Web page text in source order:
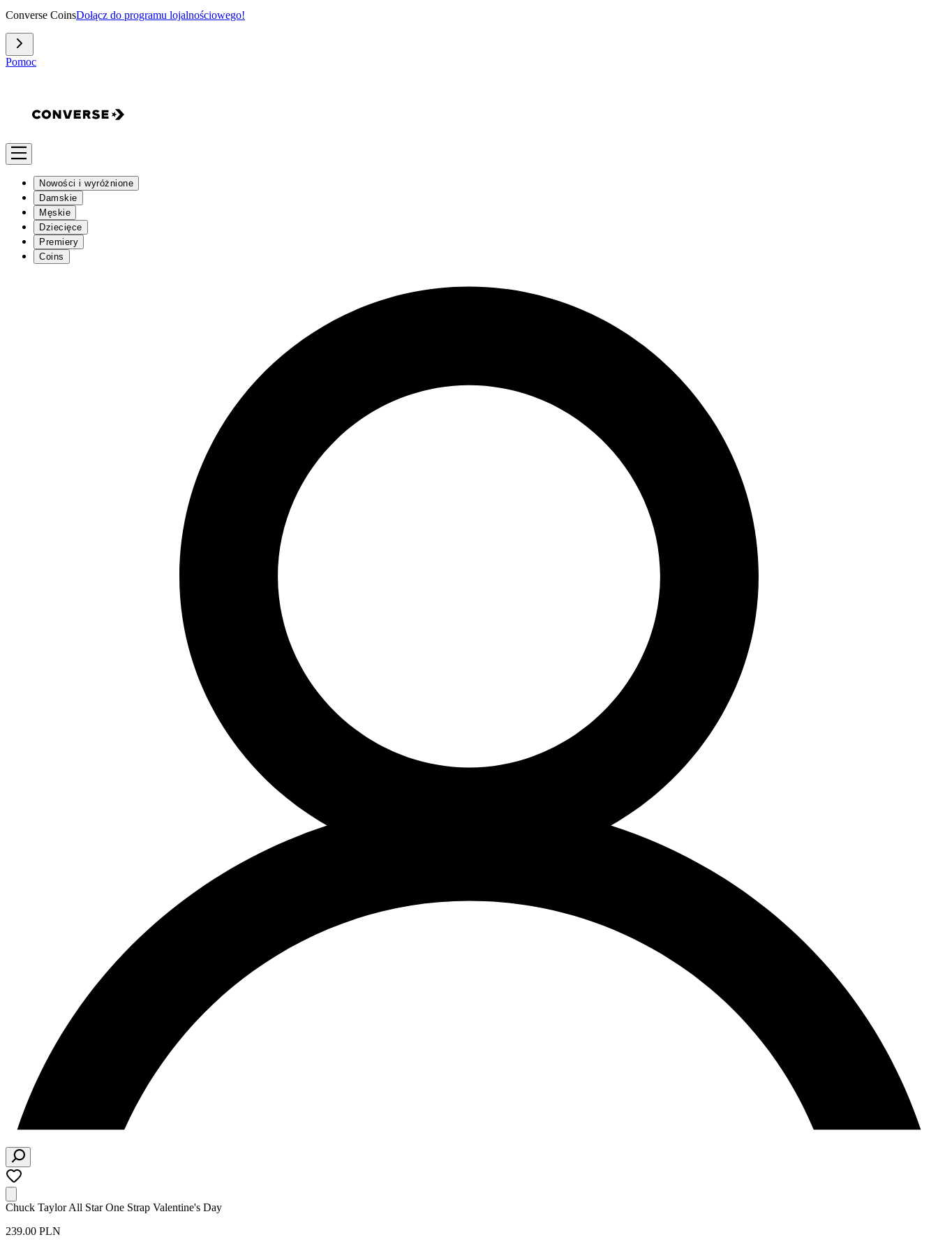
Converse CoinsDołącz do programu lojalnościowego!
Pomoc
Nowości i wyróżnione
Damskie
Męskie
Dziecięce
Premiery
Coins
Chuck Taylor All Star One Strap Valentine's Day
239.00 PLN